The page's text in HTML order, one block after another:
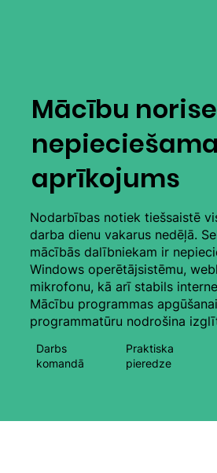
Mācību
aprīkojums
Nodarbības notiek tiešsaistē
darba dienu vakarus nedēļā.
mācībās dalībniekam ir
Windows operētājsistēmu,
mikrofonu, kā arī stabils
Mācību programmas
programmatūru nodrošina
Darbs
komandā
Praktiska
pieredze